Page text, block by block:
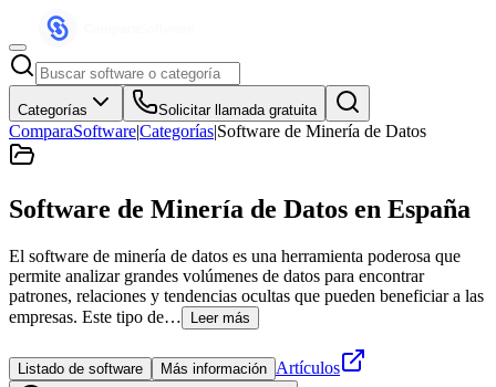
Categorías Solicitar llamada gratuita
ComparaSoftware|Categorías|Software de Minería de Datos
Software de Minería de Datos en España
El software de minería de datos es una herramienta poderosa que
permite analizar grandes volúmenes de datos para encontrar
patrones, relaciones y tendencias ocultas que pueden beneficiar a las
empresas. Este tipo de…
Leer más
Listado de software Más información Artículos